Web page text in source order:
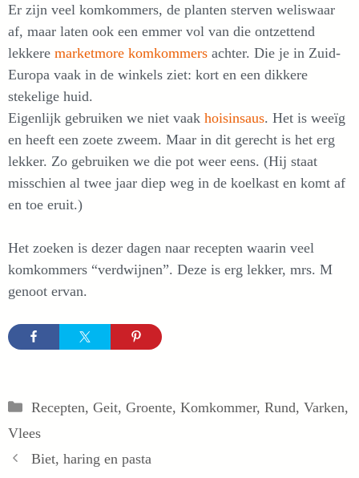
Er zijn veel komkommers, de planten sterven weliswaar
af, maar laten ook een emmer vol van die ontzettend
lekkere marketmore komkommers achter. Die je in Zuid-
Europa vaak in de winkels ziet: kort en een dikkere
stekelige huid.
Eigenlijk gebruiken we niet vaak hoisinsaus. Het is weeïg
en heeft een zoete zweem. Maar in dit gerecht is het erg
lekker. Zo gebruiken we die pot weer eens. (Hij staat
misschien al twee jaar diep weg in de koelkast en komt af
en toe eruit.)
Het zoeken is dezer dagen naar recepten waarin veel
komkommers “verdwijnen”. Deze is erg lekker, mrs. M
genoot ervan.
Categorieën
Recepten, Geit, Groente, Komkommer, Rund, Varken,
Vlees
Biet, haring en pasta